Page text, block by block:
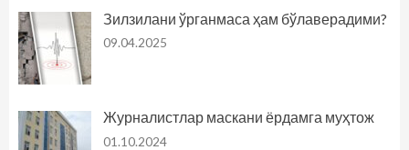
Зилзилани ўрганмаса ҳам бўлаверадими?
09.04.2025
Журналистлар маскани ёрдамга муҳтож
01.10.2024